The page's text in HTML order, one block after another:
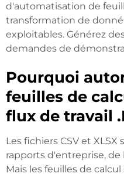
d'automatisation de
transformation de
exploitables. Générez
demandes de
Pourquoi
feuilles de
flux de travail
Les fichiers CSV et
rapports d'entreprise,
Mais les feuilles de